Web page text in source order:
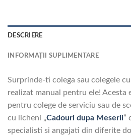
DESCRIERE
INFORMAȚII SUPLIMENTARE
Surprinde-ti colega sau colegele
realizat manual pentru ele! Acesta
pentru colege de serviciu sau de
cu licheni „Cadouri dupa Meserii”
specialisti si angajati din diferite